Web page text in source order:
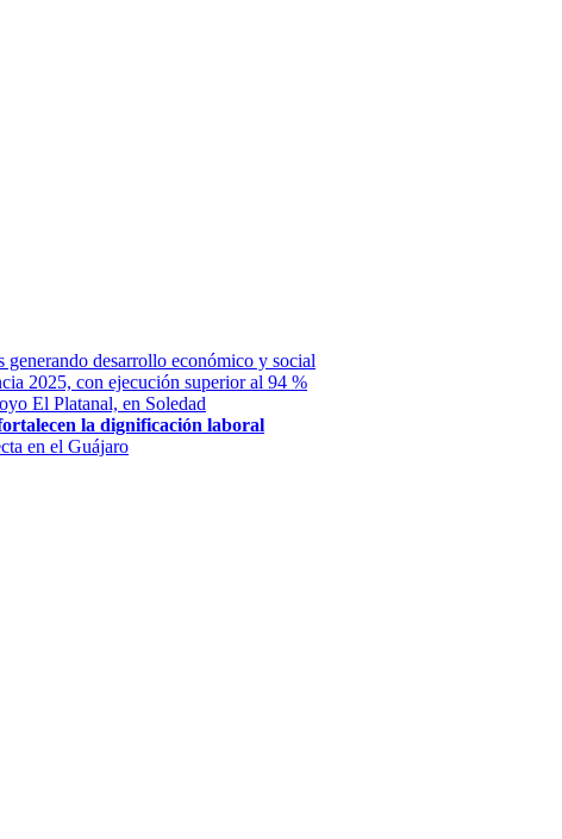
desarrollo económico y social
2025, con ejecución superior al 94 %
El Platanal, en Soledad
la dignificación laboral
en el Guájaro